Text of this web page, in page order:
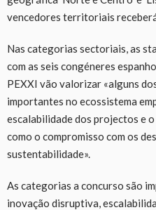
vencedores territoriais
Nas categorias sectoriais, as
com as seis congéneres
PEXXI vão valorizar «alguns
importantes no ecossistema
escalabilidade dos projectos e
como o compromisso com os
sustentabilidade».
As categorias a concurso são
inovação disruptiva,